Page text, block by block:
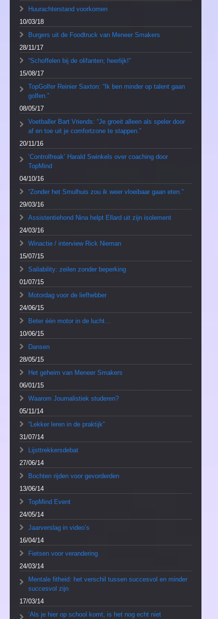
Huurachterstand voorkomen
10/03/18
Burgers uit de Foodtruck van Meneer Smakers
28/11/17
“Schoffelen bij de olifanten; heerlijk!”
15/08/17
TopGolfer Reinier Saxton: “Ik ben minder op talent gaan
golfen.”
08/05/17
Voetballer Bart Vriends: “Je groeit alleen als speler door
af en toe uit je comfortzone te stappen.”
20/11/16
’Controlfreak’ Harald Swinkels over coaching door
TopMind
04/10/16
“Zonder het Smulhuis zou ik weer vloeibaar gaan eten.”
29/03/16
Assistentiehond Nina helpt Ellard uit zijn isolement
24/03/16
Winactie / interview Rick Nieman
15/07/15
Sailability: zeilen zonder beperking
01/07/15
Motordag voor de liefhebber
24/06/15
Beter één motor in de lucht…
10/06/15
Dansen
28/05/15
Het geheim van Meneer Smakers
06/01/15
Waarom Journalistiek studeren?
05/11/14
“Lekker leren in de praktijk”
31/07/14
Lijsttrekkersdebat
27/06/14
Bochten rijden voor gevorderden
13/06/14
TopMind Event
24/05/14
Jaarverslag in video’s
16/04/14
Fietsen voor verandering
24/03/14
Mentale fitheid: het verschil tussen succesvol en minder
succesvol zijn
17/03/14
‘Als je hier op school komt, is het nog echt niet